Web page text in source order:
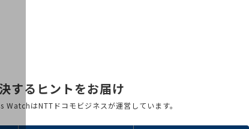
するヒントをお届け
はNTTドコモビジネスが運営しています。